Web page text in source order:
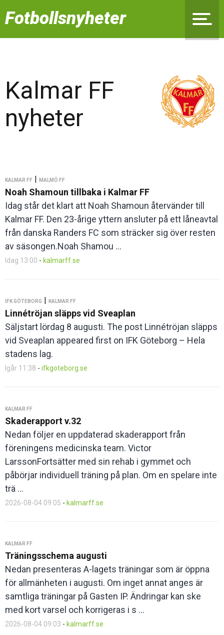
Fotbollsnyheter
Kalmar FF
nyheter
KALMAR FF | MALMÖ FF
Noah Shamoun tillbaka i Kalmar FF
Idag står det klart att Noah Shamoun återvänder till
Kalmar FF. Den 23-årige yttern ansluter på ett låneavtal
från danska Randers FC som sträcker sig över resten
av säsongen.Noah Shamou ...
Idag 13:00 - kalmarff.se
IFK GÖTEBORG | KALMAR FF
Linnétröjan släpps vid Sveaplan
Säljstart lördag 8 augusti. The post Linnétröjan släpps
vid Sveaplan appeared first on IFK Göteborg – Hela
stadens lag.
Igår 11:38 - ifkgoteborg.se
KALMAR FF
Skaderapport v.32
Nedan följer en uppdaterad skaderapport från
föreningens medicinska team. Victor
LarssonFortsätter med sin rehab i gymmet och
påbörjar individuell träning på plan. Om en spelare inte
trä ...
2026-08-04 09:05 - kalmarff.se
KALMAR FF
Träningsschema augusti
Nedan presenteras A-lagets träningar som är öppna
för allmänheten i augusti. Om inget annat anges är
samtliga träningar på Gasten IP. Ändringar kan ske
med kort varsel och korrigeras i s ...
2026-08-04 09:03 - kalmarff.se